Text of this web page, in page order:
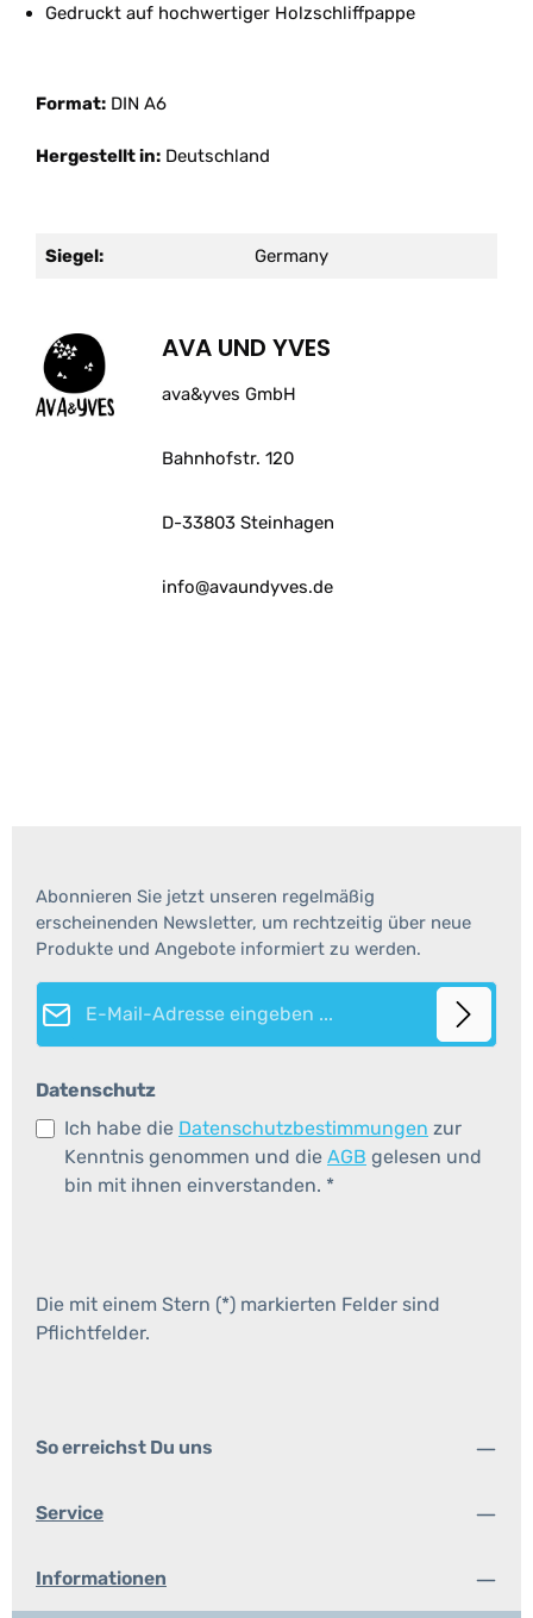
Gedruckt auf hochwertiger Holzschliffpappe
Format: DIN A6
Hergestellt in: Deutschland
Siegel: Germany
AVA UND YVES
ava&yves GmbH
Bahnhofstr. 120
D-33803 Steinhagen
info@avaundyves.de
Abonnieren Sie jetzt unseren regelmäßig
erscheinenden Newsletter, um rechtzeitig über neue
Produkte und Angebote informiert zu werden.
E-Mail-Adresse*
Datenschutz
Ich habe die Datenschutzbestimmungen zur
Kenntnis genommen und die AGB gelesen und
bin mit ihnen einverstanden. *
Die mit einem Stern (*) markierten Felder sind
Pflichtfelder.
So erreichst Du uns
Service
Informationen